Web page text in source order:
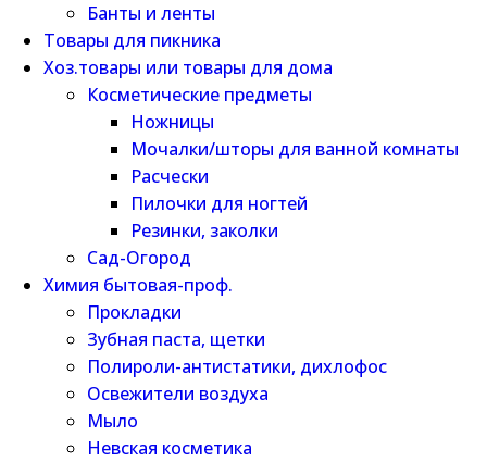
Банты и ленты
Товары для пикника
Хоз.товары или товары для дома
Косметические предметы
Ножницы
Мочалки/шторы для ванной комнаты
Расчески
Пилочки для ногтей
Резинки, заколки
Сад-Огород
Химия бытовая-проф.
Прокладки
Зубная паста, щетки
Полироли-антистатики, дихлофос
Освежители воздуха
Мыло
Невская косметика